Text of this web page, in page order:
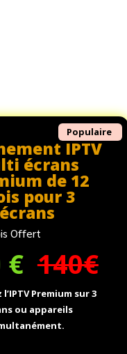
Populaire
IPTV
écrans
de 12
pour 3
écrans
Offert
€140€
Premium sur 3
ou appareils